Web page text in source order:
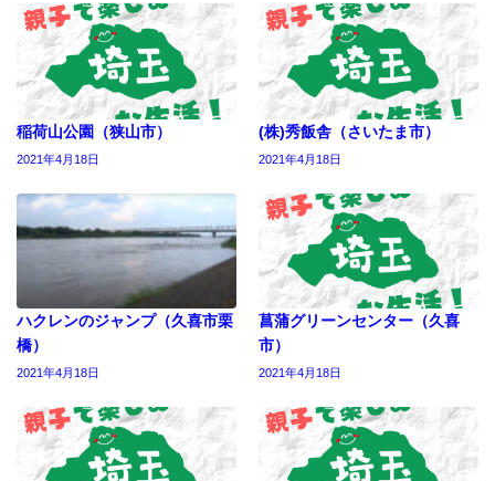
稲荷山公園（狭山市）
2021年4月18日
(株)秀飯舎（さいたま市）
2021年4月18日
ハクレンのジャンプ（久喜市栗
橋）
2021年4月18日
菖蒲グリーンセンター（久喜
市）
2021年4月18日